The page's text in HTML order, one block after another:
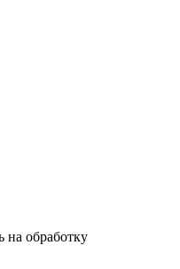
на обработку